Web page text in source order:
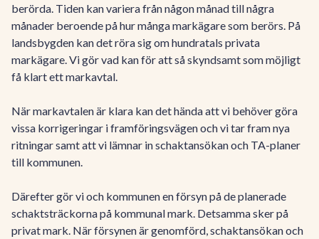
berörda. Tiden kan variera från någon månad till några
månader beroende på hur många markägare som berörs. På
landsbygden kan det röra sig om hundratals privata
markägare. Vi gör vad kan för att så skyndsamt som möjligt
få klart ett markavtal.
När markavtalen är klara kan det hända att vi behöver göra
vissa korrigeringar i framföringsvägen och vi tar fram nya
ritningar samt att vi lämnar in schaktansökan och TA-planer
till kommunen.
Därefter gör vi och kommunen en försyn på de planerade
schaktsträckorna på kommunal mark. Detsamma sker på
privat mark. När försynen är genomförd, schaktansökan och